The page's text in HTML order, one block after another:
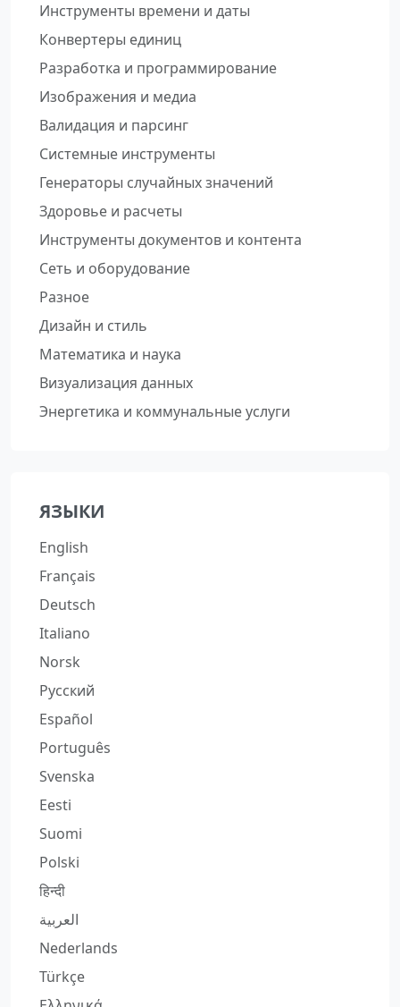
Инструменты времени и даты
Конвертеры единиц
Разработка и программирование
Изображения и медиа
Валидация и парсинг
Системные инструменты
Генераторы случайных значений
Здоровье и расчеты
Инструменты документов и контента
Сеть и оборудование
Разное
Дизайн и стиль
Математика и наука
Визуализация данных
Энергетика и коммунальные услуги
ЯЗЫКИ
English
Français
Deutsch
Italiano
Norsk
Русский
Español
Português
Svenska
Eesti
Suomi
Polski
हिन्दी
العربية
Nederlands
Türkçe